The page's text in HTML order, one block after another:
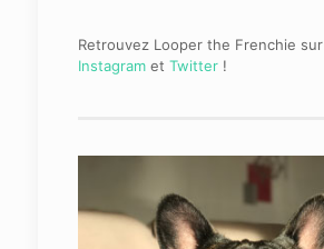
Retrouvez Looper the Frenchie sur
Instagramet Twitter!